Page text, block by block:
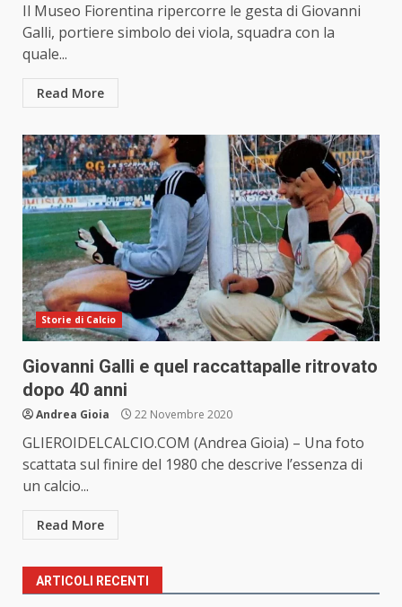
Il Museo Fiorentina ripercorre le gesta di Giovanni
Galli, portiere simbolo dei viola, squadra con la
quale...
Read More
Storie di Calcio
Giovanni Galli e quel raccattapalle ritrovato
dopo 40 anni
Andrea Gioia 22 Novembre 2020
GLIEROIDELCALCIO.COM (Andrea Gioia) – Una foto
scattata sul finire del 1980 che descrive l’essenza di
un calcio...
Read More
ARTICOLI RECENTI